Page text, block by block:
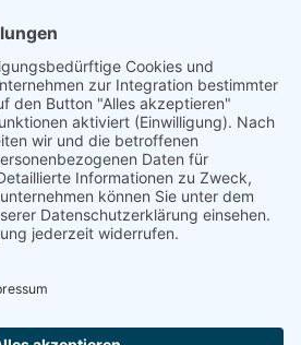
Verwendung unserer Angaben
konsultieren Sie
oder Apotheker.
Lifestyle-Coaches